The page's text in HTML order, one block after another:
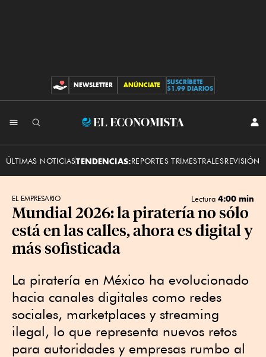
CONTRIBUCIONES
NEWSLETTER ANÚNCIATE
SUSCRÍBETE
$1.99 DIARIOS
El
ÚLTIMAS NOTICIASTENDENCIAS:REPORTES TRIMESTRALESREVISIÓN
EL EMPRESARIO Lectura 4:00 min
Mundial 2026: la piratería no sólo
está en las calles, ahora es digital y
más sofisticada
La piratería en México ha evolucionado
hacia canales digitales como redes
sociales, marketplaces y streaming
ilegal, lo que representa nuevos retos
para autoridades y empresas rumbo al